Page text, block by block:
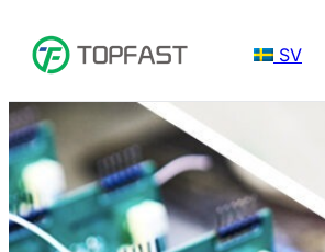
SV